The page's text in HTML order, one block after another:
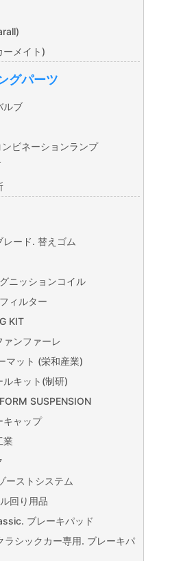
ーメイト)
グパーツ
ルブ
ンビネーションランプ
レード. 替えゴム
ニッションコイル
ィルター
KIT
ァンファーレ
マット (栄和産業)
ルキット(制研)
SUSPENSION
キャップ
業
ーストシステム
回り用品
ブレーキパッド
ラシックカー専用. ブレーキパ